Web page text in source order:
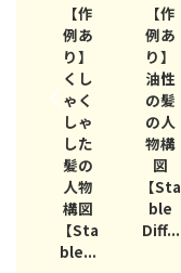
【作
例あ
り】
油性
の髪
の人
物構
図
【Sta
ble
Diff...
【作
例あ
り】
太い
髪の
人物
構図
【Sta
ble
Diffu.
..